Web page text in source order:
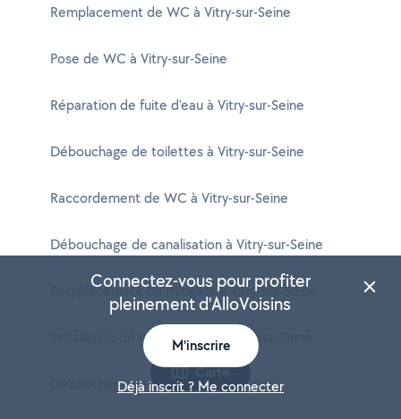
Remplacement de WC à Vitry-sur-Seine
Pose de WC à Vitry-sur-Seine
Réparation de fuite d'eau à Vitry-sur-Seine
Débouchage de toilettes à Vitry-sur-Seine
Raccordement de WC à Vitry-sur-Seine
Débouchage de canalisation à Vitry-sur-Seine
Remplacement de mitigeur à Vitry-sur-Seine
Installation de robinetterie à Vitry-sur-Seine
Débouchage de WC à Vitry-sur-Seine
Carte
Connectez-vous pour profiter
pleinement d'AlloVoisins
M'inscrire
Déjà inscrit ? Me connecter